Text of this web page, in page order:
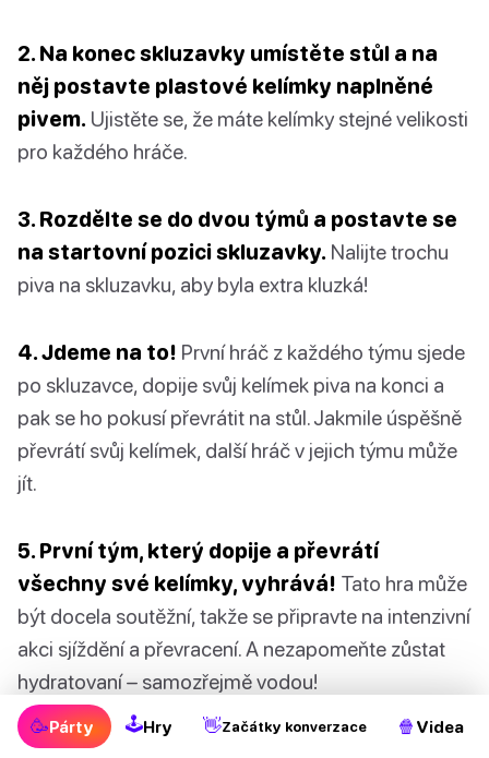
2. Na konec skluzavky umístěte stůl a na
něj postavte plastové kelímky naplněné
pivem. Ujistěte se, že máte kelímky stejné velikosti
pro každého hráče.
3. Rozdělte se do dvou týmů a postavte se
na startovní pozici skluzavky. Nalijte trochu
piva na skluzavku, aby byla extra kluzká!
4. Jdeme na to! První hráč z každého týmu sjede
po skluzavce, dopije svůj kelímek piva na konci a
pak se ho pokusí převrátit na stůl. Jakmile úspěšně
převrátí svůj kelímek, další hráč v jejich týmu může
jít.
5. První tým, který dopije a převrátí
všechny své kelímky, vyhrává! Tato hra může
být docela soutěžní, takže se připravte na intenzivní
akci sjíždění a převracení. A nezapomeňte zůstat
hydratovaní – samozřejmě vodou!
🥳Párty 🕹Hry 👋Začátky konverzace 🍿 Videa